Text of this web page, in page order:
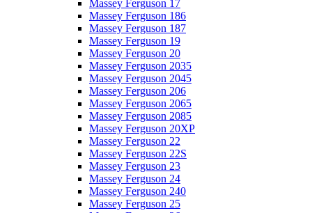
Massey Ferguson 17
Massey Ferguson 186
Massey Ferguson 187
Massey Ferguson 19
Massey Ferguson 20
Massey Ferguson 2035
Massey Ferguson 2045
Massey Ferguson 206
Massey Ferguson 2065
Massey Ferguson 2085
Massey Ferguson 20XP
Massey Ferguson 22
Massey Ferguson 22S
Massey Ferguson 23
Massey Ferguson 24
Massey Ferguson 240
Massey Ferguson 25